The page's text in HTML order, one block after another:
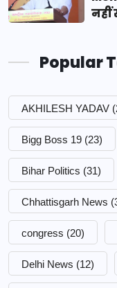
नहीं
Popular
AKHILESH YADAV
Bigg Boss 19 (23)
Bihar Politics (31)
Chhattisgarh News
congress (20)
Delhi News (12)